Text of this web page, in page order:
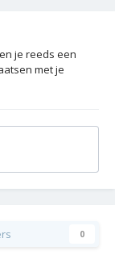
je reeds een
met je
0